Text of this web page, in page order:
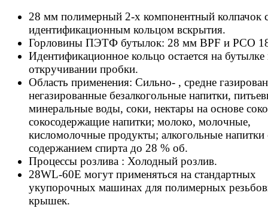
28 мм полимерный 2-х компонентный колпачок
идентификационным кольцом вскрытия.
Горловины ПЭТФ бутылок: 28 мм BPF и РСО
Идентификационное кольцо остается на
откручивании пробки.
Область применения: Сильно- , средне
негазированные безалкогольные напитки,
минеральные воды, соки, нектары на основе
сокосодержащие напитки; молоко, молочные,
кисломолочные продукты; алкогольные напитки
содержанием спирта до 28 % об.
Процессы розлива : Холодный розлив.
28WL-60E могут применяться на стандартных
укупорочных машинах для полимерных
крышек.